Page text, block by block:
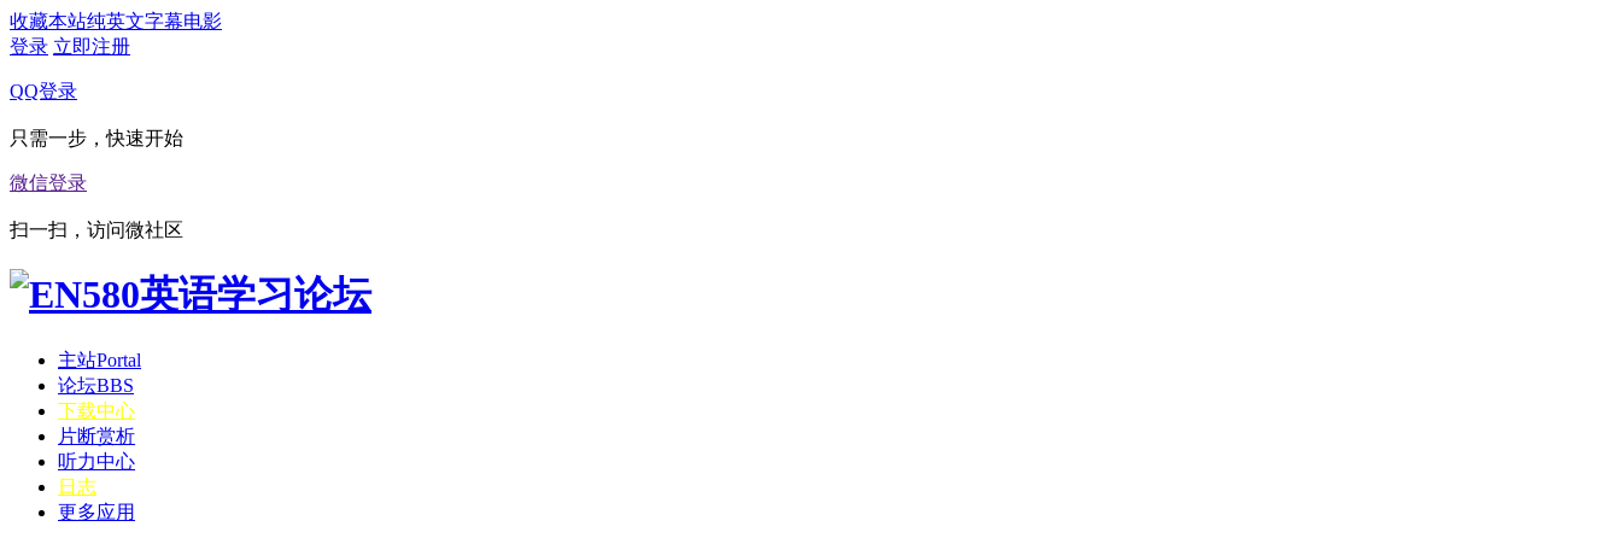
收藏本站纯英文字幕电影
登录 立即注册
QQ登录
只需一步，快速开始
微信登录
扫一扫，访问微社区
主站Portal
论坛BBS
下载中心
片断赏析
听力中心
日志
更多应用